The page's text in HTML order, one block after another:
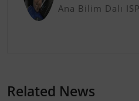
Ana Bilim Dalı
Related News